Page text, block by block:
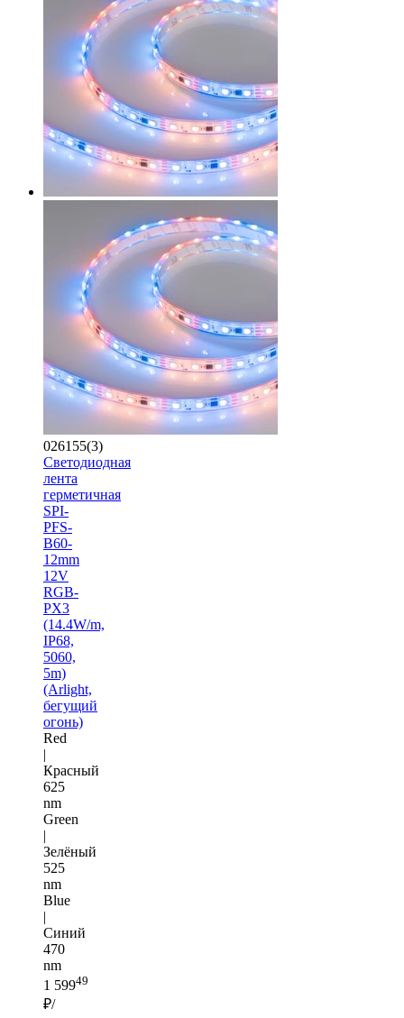
026155(3)
Светодиодная
лента
герметичная
SPI-
PFS-
B60-
12mm
12V
RGB-
PX3
(14.4W/m,
IP68,
5060,
5m)
(Arlight,
бегущий
огонь)
Red
|
Красный
625
nm
Green
|
Зелёный
525
nm
Blue
|
Синий
470
nm
1 59949
₽/